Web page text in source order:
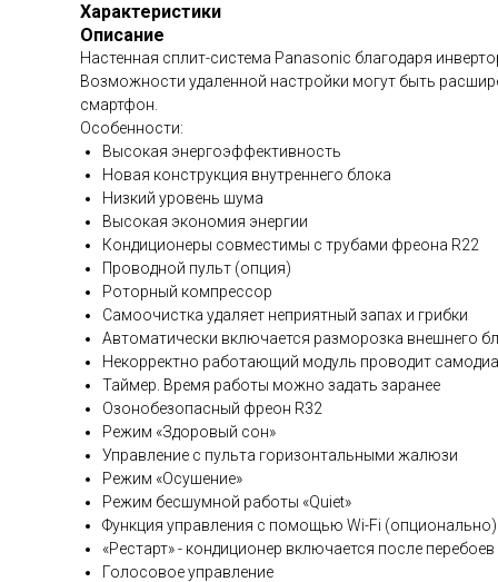
Характеристики
Описание
Настенная сплит-система Panasonic благодаря
Возможности удаленной настройки могут быть
смартфон.
Особенности:
Высокая энергоэффективность
Новая конструкция внутреннего блока
Низкий уровень шума
Высокая экономия энергии
Кондиционеры совместимы с трубами фреона R22
Проводной пульт (опция)
Роторный компрессор
Самоочистка удаляет неприятный запах и грибки
Автоматически включается разморозка внешнего
Некорректно работающий модуль проводит
Таймер. Время работы можно задать заранее
Озонобезопасный фреон R32
Режим «Здоровый сон»
Управление с пульта горизонтальными жалюзи
Режим «Осушение»
Режим бесшумной работы «Quiet»
Функция управления с помощью Wi-Fi (опционально)
«Рестарт» - кондиционер включается после
Голосовое управление